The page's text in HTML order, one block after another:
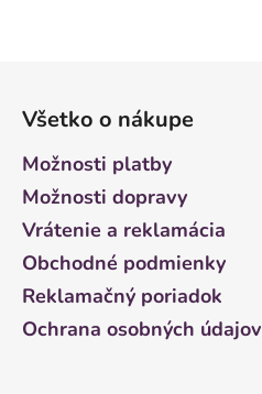
Všetko o nákupe
Možnosti platby
Možnosti dopravy
Vrátenie a reklamácia
Obchodné podmienky
Reklamačný poriadok
Ochrana osobných údajov